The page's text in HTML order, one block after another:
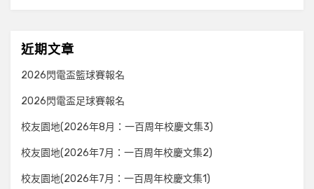
近期文章
2026閃電盃籃球賽報名
2026閃電盃足球賽報名
校友園地(2026年8月：一百周年校慶文集3)
校友園地(2026年7月：一百周年校慶文集2)
校友園地(2026年7月：一百周年校慶文集1)